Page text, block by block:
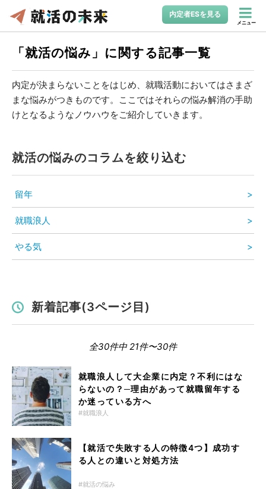
内定者ESを見る
メニュー
「就活の悩み」に関する記事一覧
内定が決まらないことをはじめ、就職活動においてはさまざ
まな悩みがつきものです。ここではそれらの悩み解消の手助
けとなるようなノウハウをご紹介していきます。
就活の悩みのコラムを絞り込む
留年
就職浪人
やる気
新着記事(3ページ目)
全30件中 21件〜30件
就職浪人して大企業に内定？不利にはな
らないの？─理由があって就職留年する
か迷っている方へ
就職浪人
【就活で失敗する人の特徴4つ】成功す
る人との違いと対処方法
就活の悩み